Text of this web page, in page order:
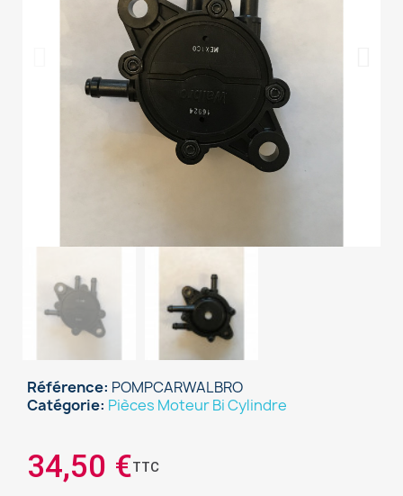
Référence POMPCARWALBRO
Catégorie Pièces Moteur Bi Cylindre
34,50 €TTC
Sign in